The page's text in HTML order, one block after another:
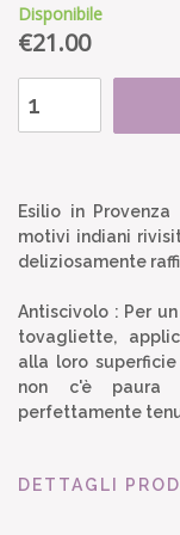
Disponibile
€21.00
Esilio in
motivi indiani
deliziosamente
Antiscivolo : Per
tovagliette,
alla loro
non c'è paura
perfettamente
DETTAGLI